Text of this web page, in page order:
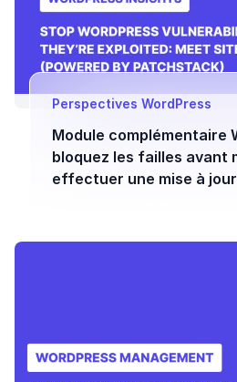
Perspectives WordPress
Module complémentaire
bloquez les failles avant
effectuer une mise à jour